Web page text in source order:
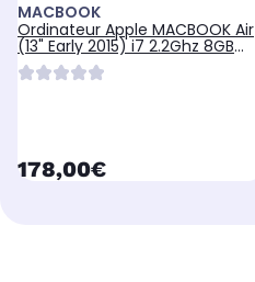
MACBOOK
Ordinateur Apple MACBOOK Air
(13" Early 2015) i7 2.2Ghz 8GB
128GB
currentPrice
178,00€